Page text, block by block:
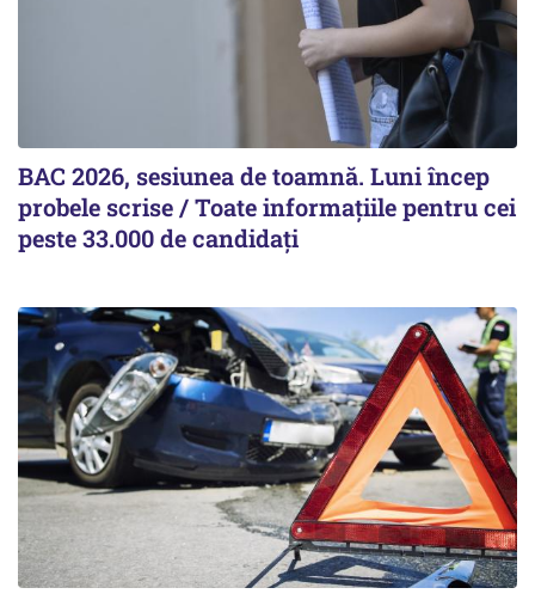
BAC 2026, sesiunea de toamnă. Luni încep
probele scrise / Toate informațiile pentru cei
peste 33.000 de candidați